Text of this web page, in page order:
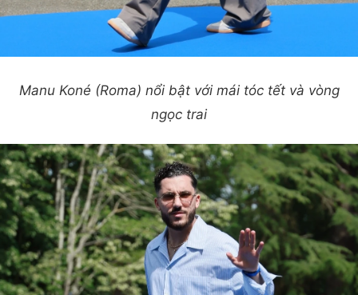
Manu Koné (Roma) nổi bật với mái tóc tết và vòng
ngọc trai